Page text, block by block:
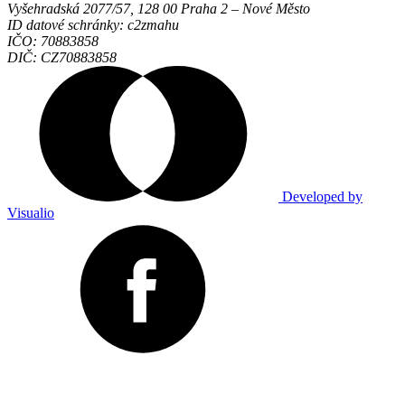
Vyšehradská 2077/57, 128 00 Praha 2 ‒ Nové Město
ID datové schránky: c2zmahu
IČO: 70883858
DIČ: CZ70883858
Developed by
Visualio